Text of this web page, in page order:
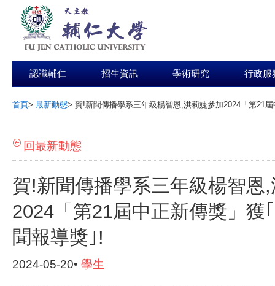
認識輔仁 招生資訊 學術研究 行政服
首頁> 最新動態> 賀!新聞傳播學系三年級楊智恩,洪莉婕參加2024「第21
回最新動態
賀!新聞傳播學系三年級楊智恩
2024「第21屆中正新傳獎」獲
聞報導獎｣!
2024-05-20• 學生